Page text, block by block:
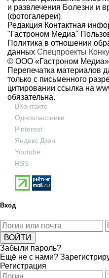
и развлечения Болезни и
(фотогалереи)
Редакция Контактная
"Гастроном Медиа"
Политика в отношении
данных Спецпроекты
© ООО «Гастроном
Перепечатка материалов
только с письменного
цитировании ссылка на
обязательна.
ВКонтакте
Одноклассники
Pinterest
Яндекс Дзен
Youtube
RSS
Вход
Забыли пароль?
Ещё не с нами?
Регистрация